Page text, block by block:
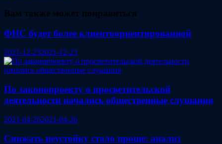
Вам также может понравиться
ФНС будет более клиентоориентированной
2021-12-232021-12-23
По законопроекту о просветительской
деятельности начались общественные слушания
2021-04-262021-04-26
Снижать неустойку стало проще: анализ